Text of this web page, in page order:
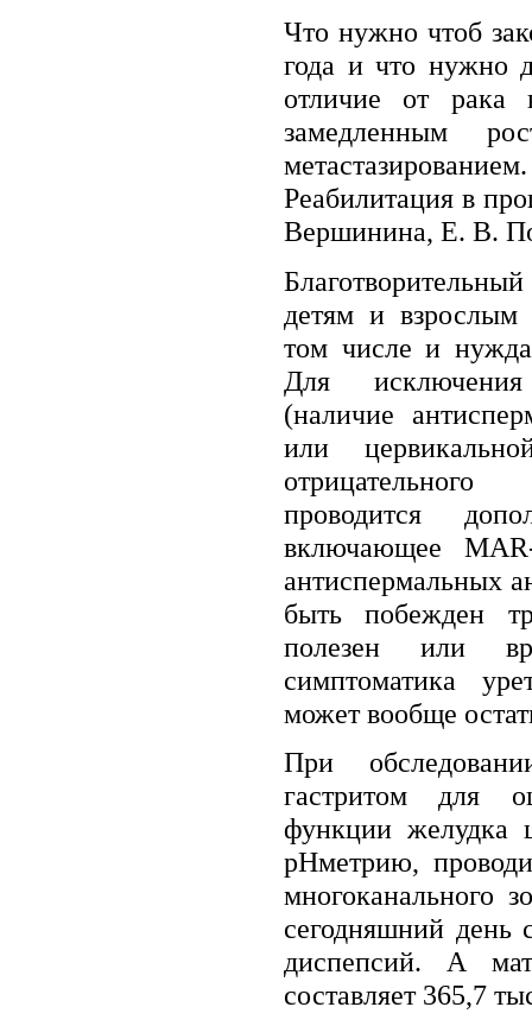
Что нужно чтоб
года и что нужно
отличие от рака
замедленным
Реабилитация в
Вершинина, Е. В.
детям и взрослым
том числе и
Для
(наличие
или
отрицательного
проводится
включающее
антиспермальных
быть побежден
полезен или
симптоматика
может вообще
При
гастритом для
функции желудка
рНметрию,
многоканального
сегодняшний день
диспепсий. А
составляет 365,7